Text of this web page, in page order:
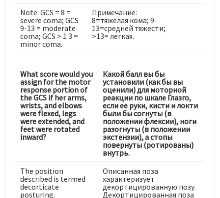
Note: GCS = 8 =
severe coma; GCS
9-13 = moderate
coma; GCS > 1 3 =
minor coma.
Примечание:
8=тяжелая кома; 9-
13=средней тяжести;
>13= легкая.
What score would you
assign for the motor
response portion of
the GCS if her arms,
wrists, and elbows
were flexed, legs
were extended, and
feet were rotated
inward?
Какой балл вы бы
установили (как бы вы
оценили) для моторной
реакции по шкале Глазго,
если ее руки, кисти и локти
были бы согнуты (в
положении флексии), ноги
разогнуты (в положении
экстензии), а стопы
повернуты (ротированы)
внутрь.
The position
described is termed
decorticate
posturing.
Описанная поза
характеризует
декортицированную позу.
Декортицированная поза